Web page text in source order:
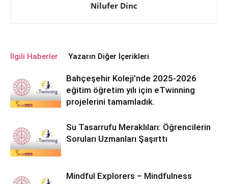
Nilufer Dinc
İlgili Haberler Yazarın Diğer İçerikleri
Bahçeşehir Koleji’nde 2025-2026
eğitim öğretim yılı için eTwinning
projelerini tamamladık.
Su Tasarrufu Meraklıları: Öğrencilerin
Soruları Uzmanları Şaşırttı
Mindful Explorers – Mindfulness